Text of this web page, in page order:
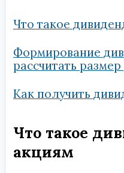
Что такое
Формирование
рассчитать
Как получить
Что такое
акциям